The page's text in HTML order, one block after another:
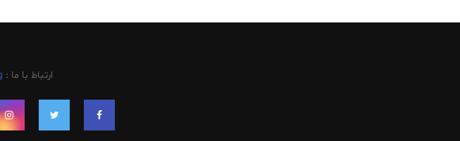
ارتباط با ما :